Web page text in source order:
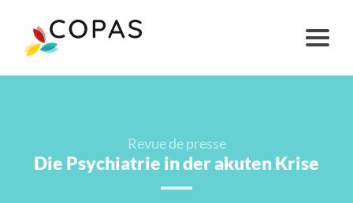
Revue de presse
Die Psychiatrie in der akuten Krise